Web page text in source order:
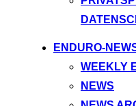
ENDURO-
WEEKLY
NEWS